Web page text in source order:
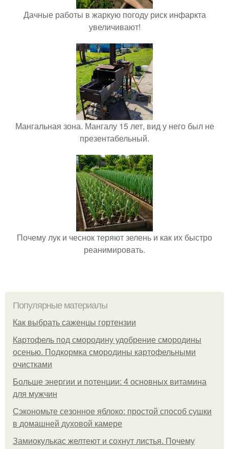
Дачные работы в жаркую погоду риск инфаркта
увеличивают!
Мангальная зона. Мангалу 15 лет, вид у него был не
презентабельный.
Почему лук и чеснок теряют зелень и как их быстро
реанимировать.
Популярные материалы
Как выбрать саженцы гортензии
Картофель под смородину удобрение смородины
осенью. Подкормка смородины картофельными
очистками
Больше энергии и потенции: 4 основных витамина
для мужчин
Сэкономьте сезонное яблоко: простой способ сушки
в домашней духовой камере
Замиокулькас желтеют и сохнут листья. Почему